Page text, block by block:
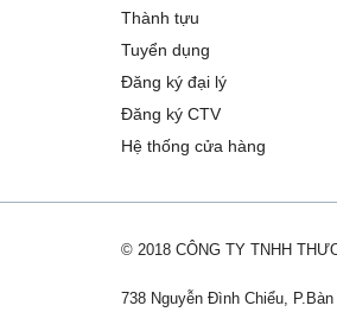
Thành tựu
Tuyển dụng
Đăng ký đại lý
Đăng ký CTV
Hệ thống cửa hàng
© 2018 CÔNG TY TNHH
738 Nguyễn Đình Chiểu,